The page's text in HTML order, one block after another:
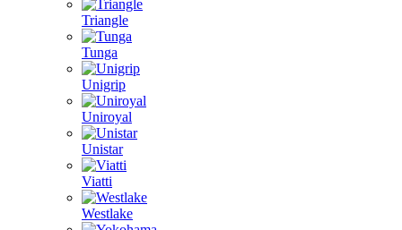
Triangle
Tunga
Unigrip
Uniroyal
Unistar
Viatti
Westlake